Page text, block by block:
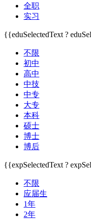
全职
实习
{{eduSelectedText ?
不限
初中
高中
中技
中专
大专
本科
硕士
博士
博后
{{expSelectedText ?
不限
应届生
1年
2年